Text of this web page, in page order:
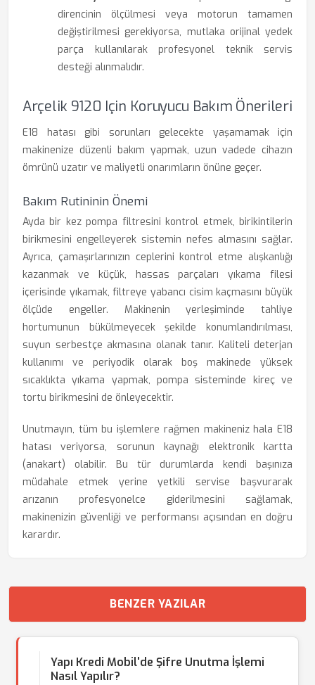
direncinin ölçülmesi veya motorun tamamen
değiştirilmesi gerekiyorsa, mutlaka orijinal yedek
parça kullanılarak profesyonel teknik servis
desteği alınmalıdır.
Arçelik 9120 Için Koruyucu Bakım Önerileri
E18 hatası gibi sorunları gelecekte yaşamamak için
makinenize düzenli bakım yapmak, uzun vadede cihazın
ömrünü uzatır ve maliyetli onarımların önüne geçer.
Bakım Rutininin Önemi
Ayda bir kez pompa filtresini kontrol etmek, birikintilerin
birikmesini engelleyerek sistemin nefes almasını sağlar.
Ayrıca, çamaşırlarınızın ceplerini kontrol etme alışkanlığı
kazanmak ve küçük, hassas parçaları yıkama filesi
içerisinde yıkamak, filtreye yabancı cisim kaçmasını büyük
ölçüde engeller. Makinenin yerleşiminde tahliye
hortumunun bükülmeyecek şekilde konumlandırılması,
suyun serbestçe akmasına olanak tanır. Kaliteli deterjan
kullanımı ve periyodik olarak boş makinede yüksek
sıcaklıkta yıkama yapmak, pompa sisteminde kireç ve
tortu birikmesini de önleyecektir.
Unutmayın, tüm bu işlemlere rağmen makineniz hala E18
hatası veriyorsa, sorunun kaynağı elektronik kartta
(anakart) olabilir. Bu tür durumlarda kendi başınıza
müdahale etmek yerine yetkili servise başvurarak
arızanın profesyonelce giderilmesini sağlamak,
makinenizin güvenliği ve performansı açısından en doğru
karardır.
BENZER YAZILAR
Yapı Kredi Mobil'de Şifre Unutma İşlemi
Nasıl Yapılır?